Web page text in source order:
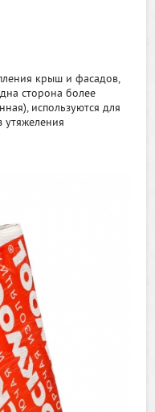
крыш и фасадов,
сторона более
используются для
утяжеления